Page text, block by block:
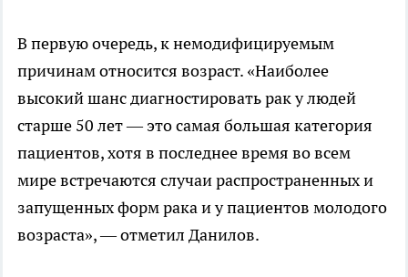
В первую очередь, к немодифицируемым
причинам относится возраст. «Наиболее
высокий шанс диагностировать рак у людей
старше 50 лет — это самая большая категория
пациентов, хотя в последнее время во всем
мире встречаются случаи распространенных и
запущенных форм рака и у пациентов молодого
возраста», — отметил Данилов.